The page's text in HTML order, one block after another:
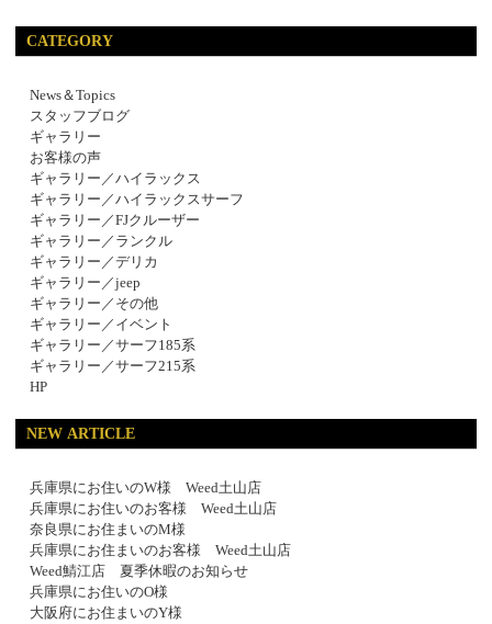
CATEGORY
News＆Topics
スタッフブログ
ギャラリー
お客様の声
ギャラリー／ハイラックス
ギャラリー／ハイラックスサーフ
ギャラリー／FJクルーザー
ギャラリー／ランクル
ギャラリー／デリカ
ギャラリー／jeep
ギャラリー／その他
ギャラリー／イベント
ギャラリー／サーフ185系
ギャラリー／サーフ215系
HP
NEW ARTICLE
兵庫県にお住いのW様 Weed土山店
兵庫県にお住いのお客様 Weed土山店
奈良県にお住まいのM様
兵庫県にお住まいのお客様 Weed土山店
Weed鯖江店 夏季休暇のお知らせ
兵庫県にお住いのO様
大阪府にお住まいのY様